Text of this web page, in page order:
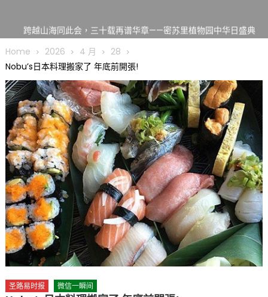
跨越山海同此会，三十载再谱华章——密苏里植物园中华日盛典
圆满举行
圣路易龙舟俱乐部5月16日龙舟体验日 邀请各界亲身体验划行乐
趣 + 水上竞速魅力
三十二载跨越时空的相逢
执掌密苏里植物园近四十年 致力推动全球植物多样性研究与中美
合作 Peter Raven 博士逝世 享年89岁
一晃三十年，初夏又相逢。中华日，等你来赴约 —— 密苏里植物
园“中华日三十周年特别报道（五）
筝声与琴韵交汇：刘励(Li Statler)与钢琴家Darek演绎一场古筝
与钢琴的精彩对话
Home 2026 4 月
28
Nobu’s日本料理搬家了 年底前開張!
圣路易时报 微信一瞬间